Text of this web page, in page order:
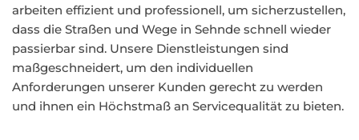
arbeiten effizient und professionell, um sicherzustellen,
dass die Straßen und Wege in Sehnde schnell wieder
passierbar sind. Unsere Dienstleistungen sind
maßgeschneidert, um den individuellen
Anforderungen unserer Kunden gerecht zu werden
und ihnen ein Höchstmaß an Servicequalität zu bieten.